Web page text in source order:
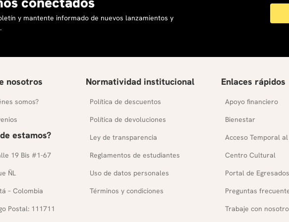
y mantente informado de nuevos lanzamientos y
nosotros
somos?
estamos?
19 Bis #1-67
ÑL
– Colombia
Postal: 111711
Normatividad institucional
Política de descuentos
Política de devoluciones
Ley de transparencia
Reglamentos de estudiantes
Uso de datos personales
Términos y condiciones
Enlaces rápidos
Apoyo financiero
Bienestar
Acceso Temporal al
Centro Cultural
Portal de Egresados
Preguntas
Trabaje con